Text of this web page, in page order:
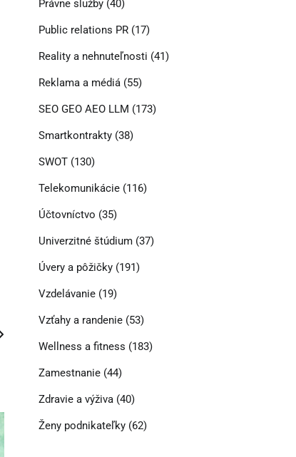
Právne služby(40)
Public relations PR(17)
Reality a nehnuteľnosti (41)
Reklama a médiá(55)
SEO GEO AEO LLM (173)
Smartkontrakty(38)
SWOT(130)
Telekomunikácie(116)
Účtovníctvo (35)
Univerzitné štúdium(37)
Úvery a pôžičky(191)
Vzdelávanie(19)
Vzťahy a randenie(53)
Wellness a fitness (183)
Zamestnanie(44)
Zdravie a výživa(40)
Ženy podnikateľky(62)